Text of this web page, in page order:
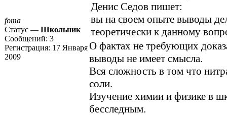
foma
Статус — Школьник
Сообщений: 3
Регистрация: 17 Января
2009
Денис Седов пишет:
вы на своем опыте выводы
теоретически к данному
О фактах не требующих
выводы не имеет смысла.
Вся сложность в том что
соли.
Изучение химии и физике в
бесследным.